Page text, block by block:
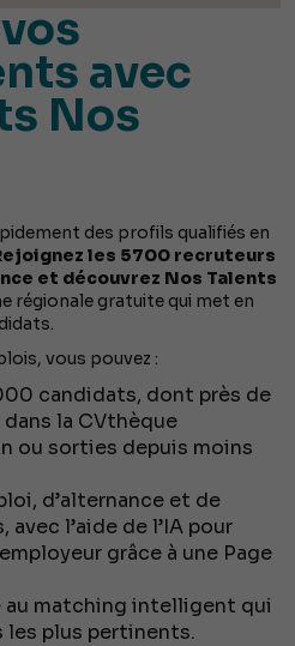
avec
Nos
des profils qualifiés en
les 5700 recruteurs
et découvrez Nos Talents
régionale gratuite qui met en
vous pouvez :
candidats, dont près de
la CVthèque
ou sorties depuis moins
d’alternance et de
l’aide de l’IA pour
grâce à une Page
au matching intelligent qui
les plus pertinents.